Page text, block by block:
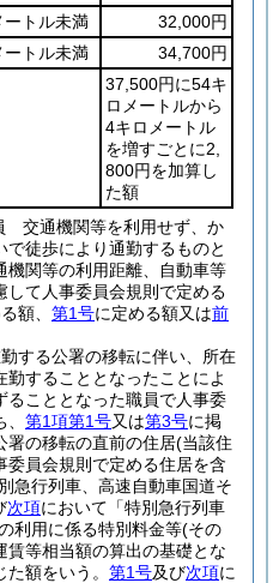
トル未満
32,000円
トル未満
34,700円
37,500円に54キ
ロメートルから
4キロメートル
を増すごとに2,
800円を加算し
た額
交通機関等を利用せず、か
徒歩により通勤するものと
機関等の利用距離、自動車等
して人事委員会規則で定める
額、 第1号に定める額又は前
する公署の移転に伴い、所在
することとなったことによ
ることとなった職員で人事委
第1項第1号又は第3号に掲
署の移転の直前の住居(当該住
委員会規則で定める住居を含
急行列車、高速自動車国道そ
次項において「特別急行列車
利用に係る特別料金等(その
等相当額の算出の基礎とな
額をいう。 第1号及び次項に